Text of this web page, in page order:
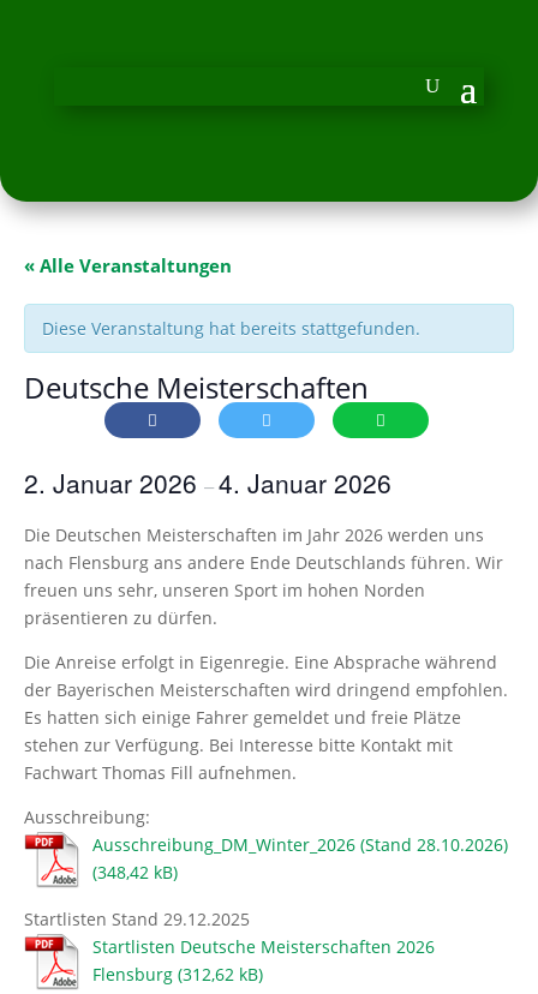
« Alle Veranstaltungen
Diese Veranstaltung hat bereits stattgefunden.
Deutsche Meisterschaften
2. Januar 2026 –4. Januar 2026
Die Deutschen Meisterschaften im Jahr 2026 werden uns
nach Flensburg ans andere Ende Deutschlands führen. Wir
freuen uns sehr, unseren Sport im hohen Norden
präsentieren zu dürfen.
Die Anreise erfolgt in Eigenregie. Eine Absprache während
der Bayerischen Meisterschaften wird dringend empfohlen.
Es hatten sich einige Fahrer gemeldet und freie Plätze
stehen zur Verfügung. Bei Interesse bitte Kontakt mit
Fachwart Thomas Fill aufnehmen.
Ausschreibung:
Ausschreibung_DM_Winter_2026 (Stand 28.10.2026)
Startlisten Stand 29.12.2025
Startlisten Deutsche Meisterschaften 2026
Flensburg